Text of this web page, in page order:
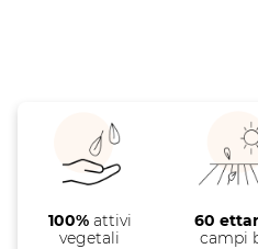
100%attivi
vegetali
60
campi